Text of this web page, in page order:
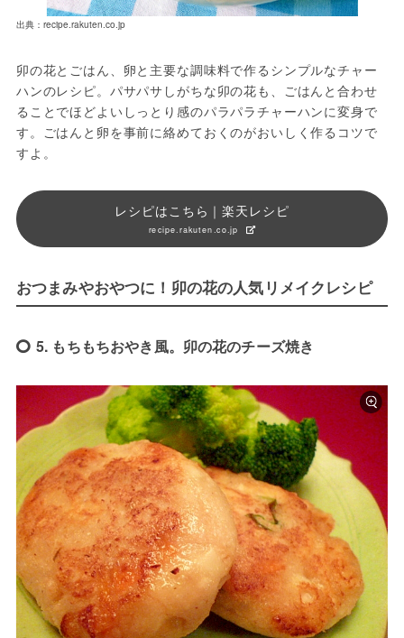
出典：recipe.rakuten.co.jp
卯の花とごはん、卵と主要な調味料で作るシンプルなチャー
ハンのレシピ。パサパサしがちな卯の花も、ごはんと合わせ
ることでほどよいしっとり感のパラパラチャーハンに変身で
す。ごはんと卵を事前に絡めておくのがおいしく作るコツで
すよ。
レシピはこちら｜楽天レシピ
recipe.rakuten.co.jp
おつまみやおやつに！卯の花の人気リメイクレシピ
5. もちもちおやき風。卯の花のチーズ焼き